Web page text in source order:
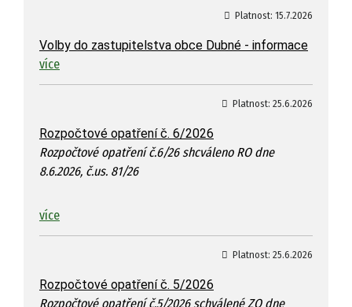
Platnost: 15.7.2026
Volby do zastupitelstva obce Dubné - informace
více
Platnost: 25.6.2026
Rozpočtové opatření č. 6/2026
Rozpočtové opatření č.6/26 shcváleno RO dne
8.6.2026, č.us. 81/26
více
Platnost: 25.6.2026
Rozpočtové opatření č. 5/2026
Rozpočtové opatření č.5/2026 schválené ZO dne